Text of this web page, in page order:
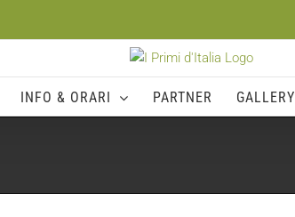
INFO & ORARI PARTNER GALLERY